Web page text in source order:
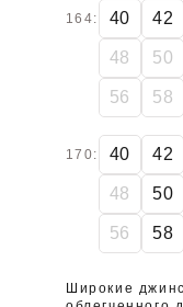
164: 40 42
48 50
56 58
170: 40 42
48 50
56 58
Широкие